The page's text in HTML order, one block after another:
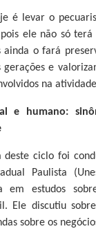
é levar o
ele não só
ainda o fará
gerações e
na
e humano:
ciclo foi
Paulista
em estudos
Ele discutiu
sobre os